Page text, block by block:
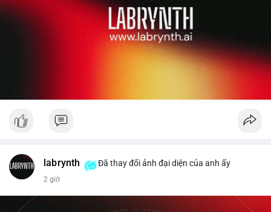
labrynth Đã thay đổi ảnh đại diện của anh ấy
2 giờ